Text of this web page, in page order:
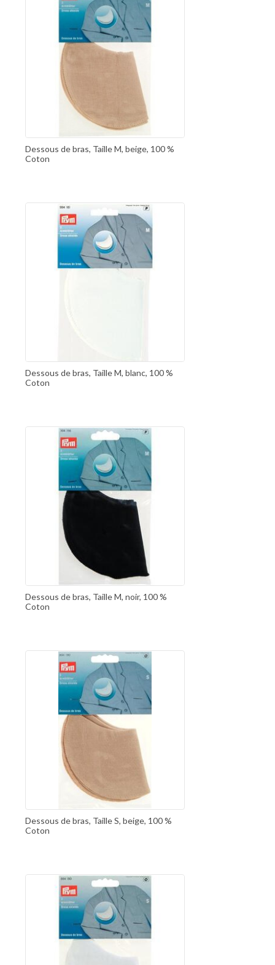
Dessous de bras, Taille M, beige, 100 %
Coton
Dessous de bras, Taille M, blanc, 100 %
Coton
Dessous de bras, Taille M, noir, 100 %
Coton
Dessous de bras, Taille S, beige, 100 %
Coton